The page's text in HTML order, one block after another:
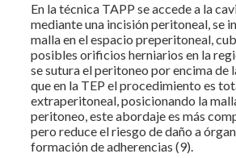
En la técnica TAPP se accede a la
mediante una incisión peritoneal, se
malla en el espacio preperitoneal,
posibles orificios herniarios en la
se sutura el peritoneo por encima de
que en la TEP el procedimiento es
extraperitoneal, posicionando la
peritoneo, este abordaje es más
pero reduce el riesgo de daño a
formación de adherencias (9).